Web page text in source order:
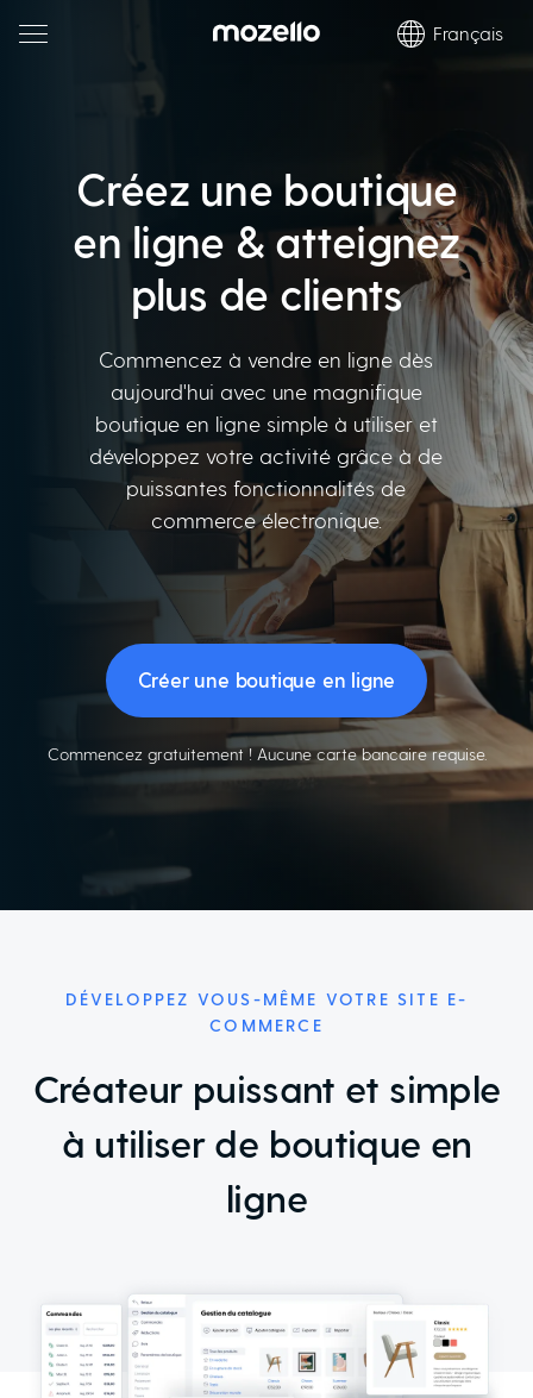
Français
Créez une boutique
en ligne & atteignez
plus de clients
Commencez à vendre en ligne dès
aujourd'hui avec une magnifique
boutique en ligne simple à utiliser et
développez votre activité grâce à de
puissantes fonctionnalités de
commerce électronique.
Créer une boutique en ligne
Commencez gratuitement ! Aucune carte bancaire requise.
DÉVELOPPEZ VOUS-MÊME VOTRE SITE E-
COMMERCE
Créateur puissant et simple
à utiliser de boutique en
ligne